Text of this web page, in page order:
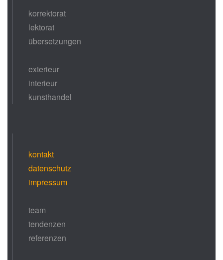
korrektorat
lektorat
übersetzungen
exterieur
interieur
kunsthandel
kontakt
datenschutz
impressum
team
tendenzen
referenzen